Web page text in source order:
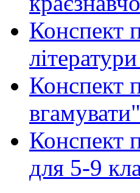
Конспект
Конспект
вгамувати"
Конспект
для 5-9